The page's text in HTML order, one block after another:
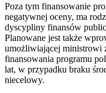
Poza tym finansowanie
negatywnej oceny, ma
dyscypliny finansów
Planowane jest także
umożliwiającej ministrowi
finansowania programu
lat, w przypadku braku
niecelowy.